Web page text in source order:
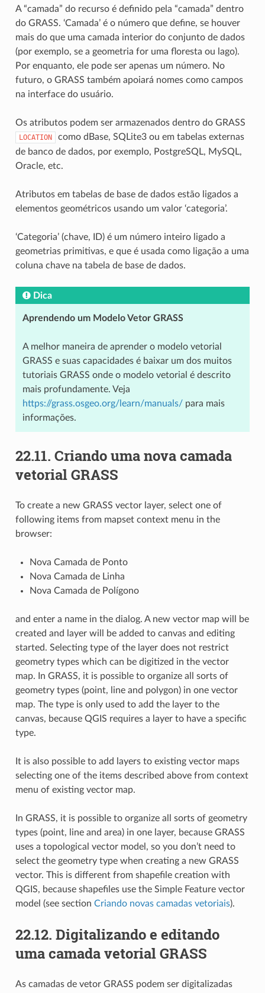
A “camada” do recurso é definido pela “camada” dentro
do GRASS. ‘Camada’ é o número que define, se houver
mais do que uma camada interior do conjunto de dados
(por exemplo, se a geometria for uma floresta ou lago).
Por enquanto, ele pode ser apenas um número. No
futuro, o GRASS também apoiará nomes como campos
na interface do usuário.
Os atributos podem ser armazenados dentro do GRASS
LOCATION
como dBase, SQLite3 ou em tabelas externas
de banco de dados, por exemplo, PostgreSQL, MySQL,
Oracle, etc.
Atributos em tabelas de base de dados estão ligados a
elementos geométricos usando um valor ‘categoria’.
‘Categoria’ (chave, ID) é um número inteiro ligado a
geometrias primitivas, e que é usada como ligação a uma
coluna chave na tabela de base de dados.
Dica
Aprendendo um Modelo Vetor GRASS
A melhor maneira de aprender o modelo vetorial
GRASS e suas capacidades é baixar um dos muitos
tutoriais GRASS onde o modelo vetorial é descrito
mais profundamente. Veja
https://grass.osgeo.org/learn/manuals/para mais
informações.
22.11. Criando uma nova camada
vetorial GRASS
To create a new GRASS vector layer, select one of
following items from mapset context menu in the
browser:
Nova Camada de Ponto
Nova Camada de Linha
Nova Camada de Polígono
and enter a name in the dialog. A new vector map will be
created and layer will be added to canvas and editing
started. Selecting type of the layer does not restrict
geometry types which can be digitized in the vector
map. In GRASS, it is possible to organize all sorts of
geometry types (point, line and polygon) in one vector
map. The type is only used to add the layer to the
canvas, because QGIS requires a layer to have a specific
type.
It is also possible to add layers to existing vector maps
selecting one of the items described above from context
menu of existing vector map.
In GRASS, it is possible to organize all sorts of geometry
types (point, line and area) in one layer, because GRASS
uses a topological vector model, so you don’t need to
select the geometry type when creating a new GRASS
vector. This is different from shapefile creation with
QGIS, because shapefiles use the Simple Feature vector
model (see section Criando novas camadas vetoriais).
22.12. Digitalizando e editando
uma camada vetorial GRASS
As camadas de vetor GRASS podem ser digitalizadas